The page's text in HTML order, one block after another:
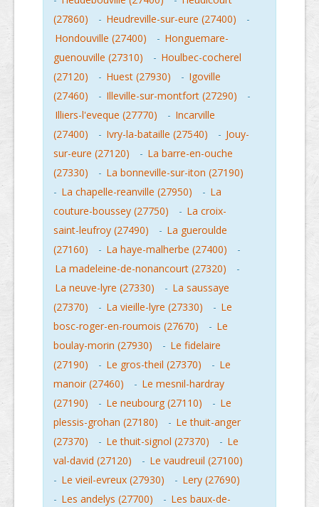
(27860)
- Heudreville-sur-eure (27400)
-
Hondouville (27400)
- Honguemare-
guenouville (27310)
- Houlbec-cocherel
(27120)
- Huest (27930) - Igoville
(27460)
- Illeville-sur-montfort (27290)
-
Illiers-l'eveque (27770)
- Incarville
(27400)
- Ivry-la-bataille (27540) - Jouy-
sur-eure (27120)
- La barre-en-ouche
(27330)
- La bonneville-sur-iton (27190)
- La chapelle-reanville (27950) - La
couture-boussey (27750)
- La croix-
saint-leufroy (27490)
- La gueroulde
(27160)
- La haye-malherbe (27400)
-
La madeleine-de-nonancourt (27320)
-
La neuve-lyre (27330)
- La saussaye
(27370)
- La vieille-lyre (27330) - Le
bosc-roger-en-roumois (27670)
- Le
boulay-morin (27930)
- Le fidelaire
(27190)
- Le gros-theil (27370) - Le
manoir (27460)
- Le mesnil-hardray
(27190)
- Le neubourg (27110) - Le
plessis-grohan (27180)
- Le thuit-anger
(27370)
- Le thuit-signol (27370) - Le
val-david (27120)
- Le vaudreuil (27100)
- Le vieil-evreux (27930) - Lery (27690)
- Les andelys (27700) - Les baux-de-